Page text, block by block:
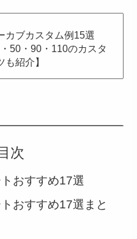
カブカスタム例15選
・50・90・110のカスタ
も紹介】
目次
おすすめ17選
おすすめ17選まと